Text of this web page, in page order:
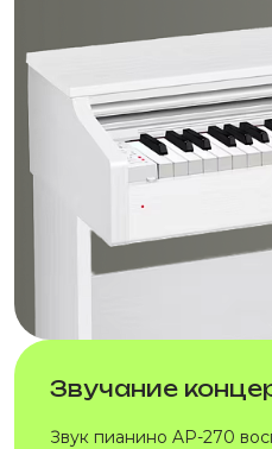
Звучание
Звук пианино AP-270